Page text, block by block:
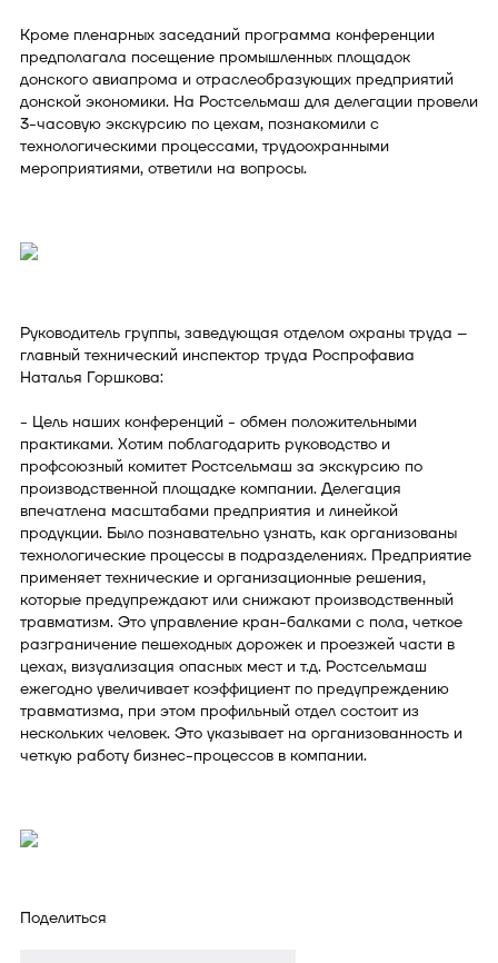
Кроме пленарных заседаний программа конференции
предполагала посещение промышленных площадок
донского авиапрома и отраслеобразующих предприятий
донской экономики. На Ростсельмаш для делегации провели
3-часовую экскурсию по цехам, познакомили с
технологическими процессами, трудоохранными
мероприятиями, ответили на вопросы.
Руководитель группы, заведующая отделом охраны труда –
главный технический инспектор труда Роспрофавиа
Наталья Горшкова:
- Цель наших конференций - обмен положительными
практиками. Хотим поблагодарить руководство и
профсоюзный комитет Ростсельмаш за экскурсию по
производственной площадке компании. Делегация
впечатлена масштабами предприятия и линейкой
продукции. Было познавательно узнать, как организованы
технологические процессы в подразделениях. Предприятие
применяет технические и организационные решения,
которые предупреждают или снижают производственный
травматизм. Это управление кран-балками с пола, четкое
разграничение пешеходных дорожек и проезжей части в
цехах, визуализация опасных мест и т.д. Ростсельмаш
ежегодно увеличивает коэффициент по предупреждению
травматизма, при этом профильный отдел состоит из
нескольких человек. Это указывает на организованность и
четкую работу бизнес-процессов в компании.
Поделиться